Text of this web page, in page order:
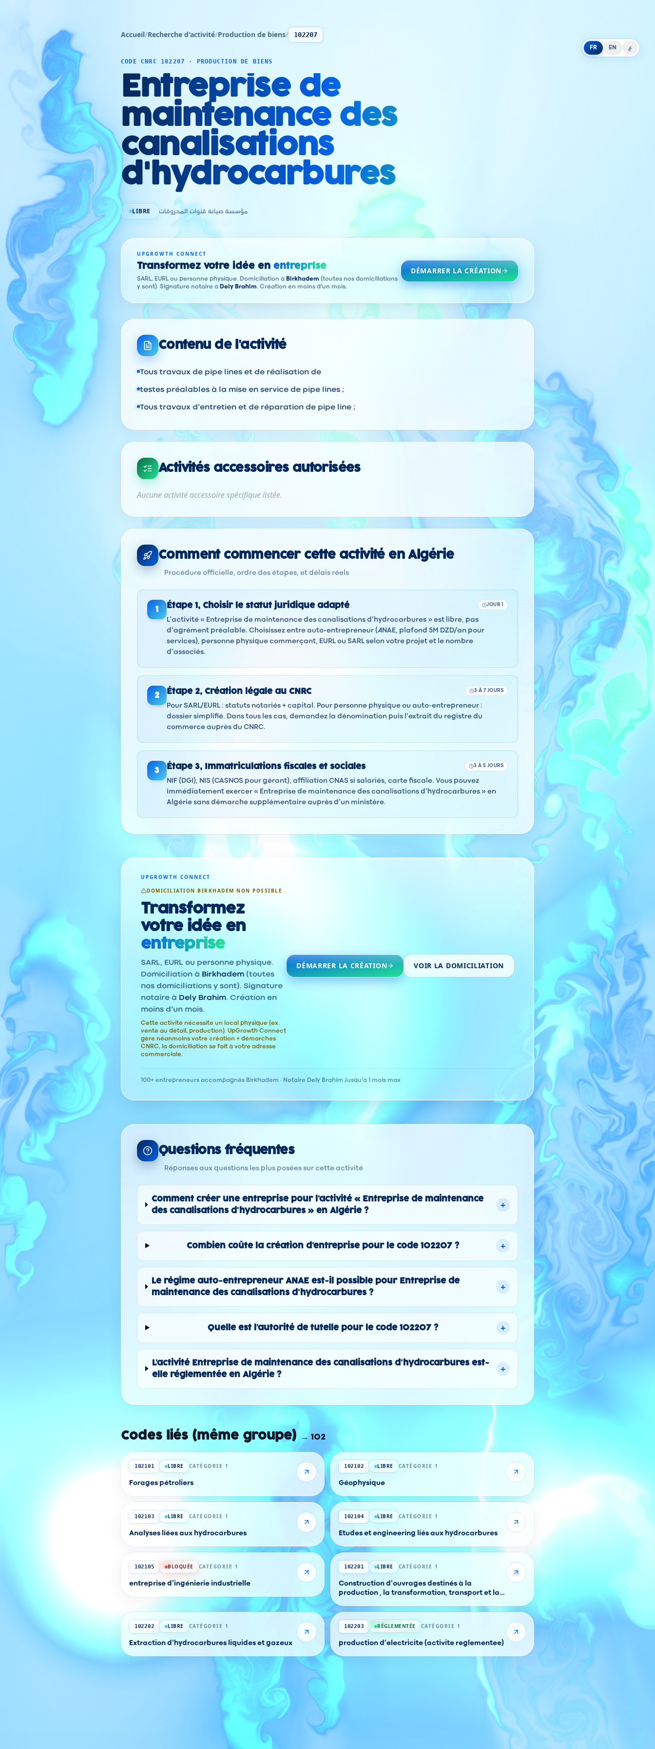
FR EN ع
Accueil/Recherche d'activité/Production de biens/ 102207
CODE CNRC 102207 · PRODUCTION DE BIENS
Entreprise de
maintenance des
canalisations
d'hydrocarbures
LIBRE مؤسسة صيانة قنوات المحروقات
UPGROWTH CONNECT
Transformez votre idée en entreprise
SARL, EURL ou personne physique. Domiciliation à Birkhadem (toutes nos domiciliations
y sont). Signature notaire à Dely Brahim. Création en moins d'un mois.
DÉMARRER LA CRÉATION
Contenu de l'activité
Tous travaux de pipe lines et de réalisation de
testes préalables à la mise en service de pipe lines ;
Tous travaux d'entretien et de réparation de pipe line ;
Activités accessoires autorisées
Aucune activité accessoire spécifique listée.
Comment commencer cette activité en Algérie
Procédure officielle, ordre des étapes, et délais réels
1 Étape 1 , Choisir le statut juridique adapté JOUR 1
L'activité « Entreprise de maintenance des canalisations d'hydrocarbures » est libre, pas
d'agrément préalable. Choisissez entre auto-entrepreneur (ANAE, plafond 5M DZD/an pour
services), personne physique commerçant, EURL ou SARL selon votre projet et le nombre
d'associés.
2 Étape 2, Création légale au CNRC 3 À 7 JOURS
Pour SARL/EURL : statuts notariés + capital. Pour personne physique ou auto-entrepreneur :
dossier simplifié. Dans tous les cas, demandez la dénomination puis l'extrait du registre du
commerce auprès du CNRC.
3 Étape 3, Immatriculations fiscales et sociales 3 À 5 JOURS
NIF (DGI), NIS (CASNOS pour gérant), affiliation CNAS si salariés, carte fiscale. Vous pouvez
immédiatement exercer « Entreprise de maintenance des canalisations d'hydrocarbures » en
Algérie sans démarche supplémentaire auprès d'un ministère.
UPGROWTH CONNECT
DOMICILIATION BIRKHADEM NON POSSIBLE
Transformez
votre idée en
entreprise
SARL, EURL ou personne physique.
Domiciliation à Birkhadem (toutes
nos domiciliations y sont). Signature
notaire à Dely Brahim. Création en
moins d'un mois.
Cette activité nécessite un local physique (ex.
vente au détail, production). UpGrowth Connect
gère néanmoins votre création + démarches
CNRC, la domiciliation se fait à votre adresse
commerciale.
DÉMARRER LA CRÉATION VOIR LA DOMICILIATION
100+ entrepreneurs accompagnés· Birkhadem · Notaire Dely Brahim ·Jusqu'à 1 mois max
Questions fréquentes
Réponses aux questions les plus posées sur cette activité
Comment créer une entreprise pour l'activité « Entreprise de maintenance
des canalisations d'hydrocarbures » en Algérie ?
+
Combien coûte la création d'entreprise pour le code 102207 ? +
Le régime auto-entrepreneur ANAE est-il possible pour Entreprise de
maintenance des canalisations d'hydrocarbures ?
+
Quelle est l'autorité de tutelle pour le code 102207 ? +
L'activité Entreprise de maintenance des canalisations d'hydrocarbures est-
elle réglementée en Algérie ?
+
Codes liés (même groupe) → 102
102101 LIBRE CATÉGORIE 1
Forages pétroliers
102102 LIBRE CATÉGORIE 1
Géophysique
102103 LIBRE CATÉGORIE 1
Analyses liées aux hydrocarbures
102104 LIBRE CATÉGORIE 1
Etudes et engineering liés aux hydrocarbures
102105 BLOQUÉE CATÉGORIE 1
entreprise d'ingénierie industrielle
102201 LIBRE CATÉGORIE 1
Construction d'ouvrages destinés à la
production , la transformation, transport et la
102202 LIBRE CATÉGORIE 1
Extraction d'hydrocarbures liquides et gazeux
102203 RÉGLEMENTÉE CATÉGORIE 1
production d’electricite (activite reglementee)